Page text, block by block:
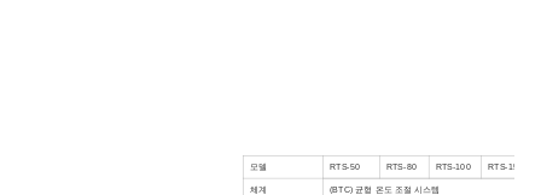
모델 RTS-50 RTS-80 RTS-100 RTS-150
체계 (BTC) 균형 온도 조절 시스템